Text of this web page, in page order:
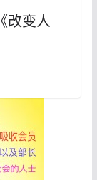
改变人